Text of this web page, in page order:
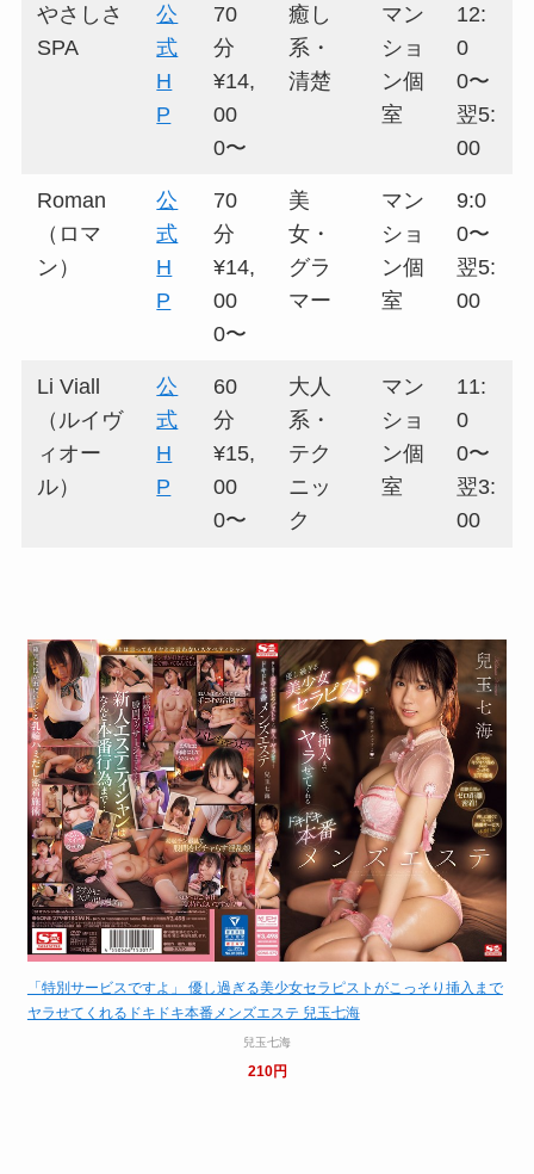
やさしさ
SPA
公
式
H
P
70
分
¥14,
00
0〜
癒し
系・
清楚
マン
ショ
ン個
室
12:
0
0〜
翌5:
00
Roman
（ロマ
ン）
公
式
H
P
70
分
¥14,
00
0〜
美
女・
グラ
マー
マン
ショ
ン個
室
9:0
0〜
翌5:
00
Li Viall
（ルイヴ
ィオー
ル）
公
式
H
P
60
分
¥15,
00
0〜
大人
系・
テク
ニッ
ク
マン
ショ
ン個
室
11:
0
0〜
翌3:
00
「特別サービスですよ」 優し過ぎる美少女セラピストがこっそり挿入まで
ヤラせてくれるドキドキ本番メンズエステ 兒玉七海
兒玉七海
210円